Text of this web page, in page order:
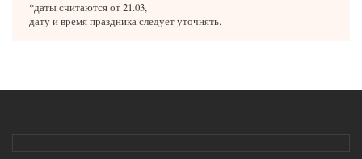
*даты считаются от 21.03,
дату и время праздника следует уточнять.